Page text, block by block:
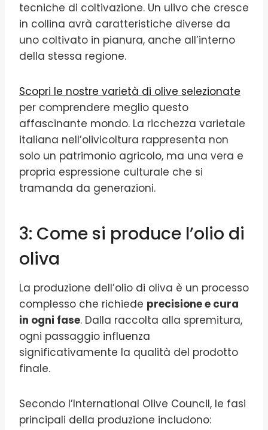
tecniche di coltivazione. Un ulivo che cresce
in collina avrà caratteristiche diverse da
uno coltivato in pianura, anche all’interno
della stessa regione.
Scopri le nostre varietà di olive selezionate
per comprendere meglio questo
affascinante mondo. La ricchezza varietale
italiana nell’olivicoltura rappresenta non
solo un patrimonio agricolo, ma una vera e
propria espressione culturale che si
tramanda da generazioni.
3: Come si produce l’olio di
oliva
La produzione dell’olio di oliva è un processo
complesso che richiede precisione e cura
in ogni fase. Dalla raccolta alla spremitura,
ogni passaggio influenza
significativamente la qualità del prodotto
finale.
Secondo l’International Olive Council, le fasi
principali della produzione includono: